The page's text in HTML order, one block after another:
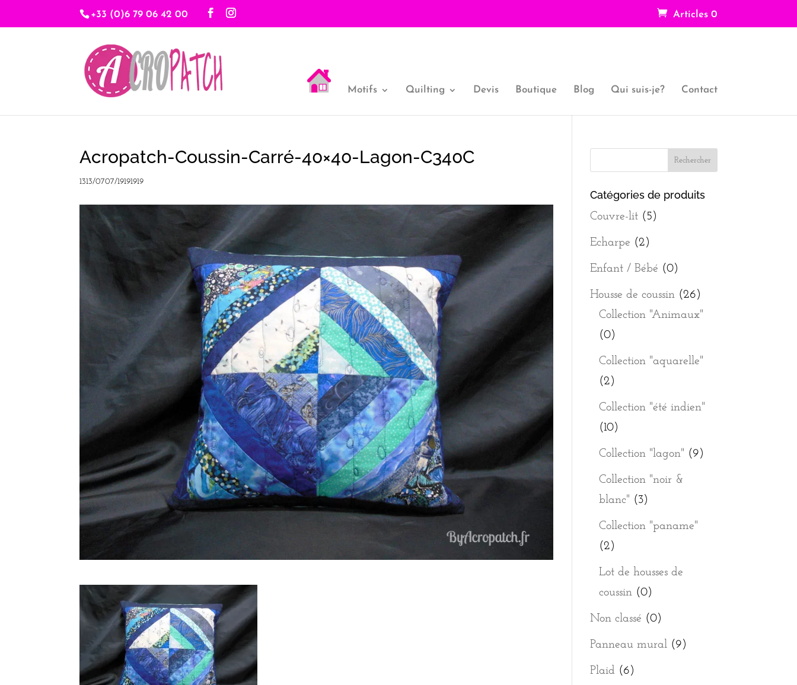
+33 (0)6 79 06 42 00 Articles 0
Motifs Quilting Devis Boutique Blog Qui suis-je? Contact
Acropatch-Coussin-Carré-40×40-Lagon-C340C
1313/0707/19191919
Catégories de produits
Couvre-lit (5)
Echarpe (2)
Enfant / Bébé (0)
Housse de coussin (26)
Collection "Animaux"
(0)
Collection "aquarelle"
(2)
Collection "été indien"
(10)
Collection "lagon" (9)
Collection "noir &
blanc" (3)
Collection "paname"
(2)
Lot de housses de
coussin (0)
Non classé (0)
Panneau mural (9)
Plaid (6)